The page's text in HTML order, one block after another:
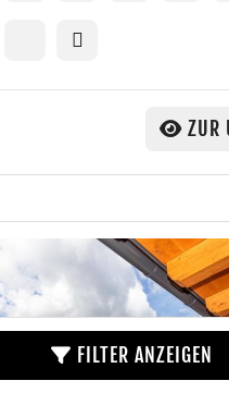
ZUR
FILTER ANZEIGEN